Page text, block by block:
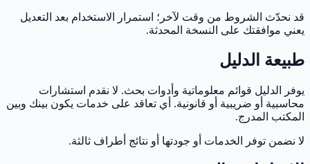
قد نحدّث الشروط من وقت لآخر؛ استمرار الاستخدام بعد التعديل
يعني موافقتك على النسخة المحدثة.
طبيعة الدليل
يوفر الدليل قوائم معلوماتية وأدوات بحث. لا نقدم استشارات
محاسبية أو ضريبية أو قانونية. أي تعاقد على خدمات يكون بينك وبين
المكتب المدرج.
لا نضمن توفر الخدمات أو جودتها أو نتائج أطراف ثالثة.